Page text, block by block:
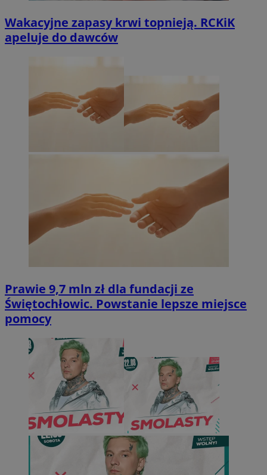
Wakacyjne zapasy krwi topnieją. RCKiK
apeluje do dawców
Prawie 9,7 mln zł dla fundacji ze
Świętochłowic. Powstanie lepsze miejsce
pomocy